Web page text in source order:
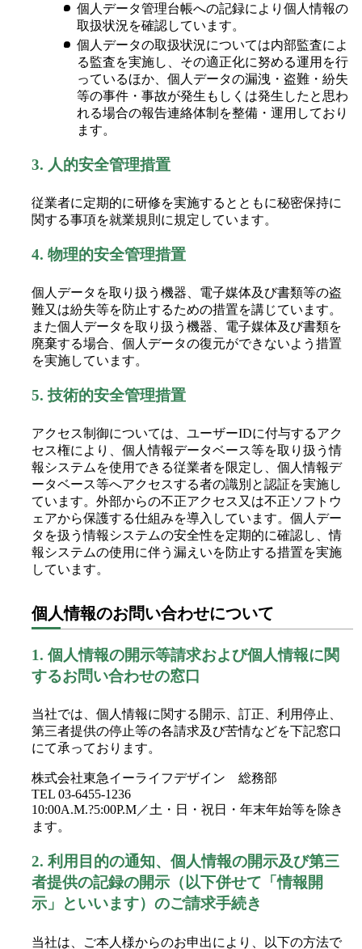
個人データ管理台帳への記録により個人情報の
取扱状況を確認しています。
個人データの取扱状況については内部監査によ
る監査を実施し、その適正化に努める運用を行
っているほか、個人データの漏洩・盗難・紛失
等の事件・事故が発生もしくは発生したと思わ
れる場合の報告連絡体制を整備・運用しており
ます。
3. 人的安全管理措置
従業者に定期的に研修を実施するとともに秘密保持に
関する事項を就業規則に規定しています。
4. 物理的安全管理措置
個人データを取り扱う機器、電子媒体及び書類等の盗
難又は紛失等を防止するための措置を講じています。
また個人データを取り扱う機器、電子媒体及び書類を
廃棄する場合、個人データの復元ができないよう措置
を実施しています。
5.技術的安全管理措置
アクセス制御については、ユーザーIDに付与するアク
セス権により、個人情報データベース等を取り扱う情
報システムを使用できる従業者を限定し、個人情報デ
ータベース等へアクセスする者の識別と認証を実施し
ています。外部からの不正アクセス又は不正ソフトウ
ェアから保護する仕組みを導入しています。個人デー
タを扱う情報システムの安全性を定期的に確認し、情
報システムの使用に伴う漏えいを防止する措置を実施
しています。
個人情報のお問い合わせについて
1. 個人情報の開示等請求および個人情報に関
するお問い合わせの窓口
当社では、個人情報に関する開示、訂正、利用停止、
第三者提供の停止等の各請求及び苦情などを下記窓口
にて承っております。
株式会社東急イーライフデザイン 総務部
TEL 03-6455-1236
10:00A.M.?5:00P.M／土・日・祝日・年末年始等を除き
ます。
2. 利用目的の通知、個人情報の開示及び第三
者提供の記録の開示（以下併せて「情報開
示」といいます）のご請求手続き
当社は、ご本人様からのお申出により、以下の方法で